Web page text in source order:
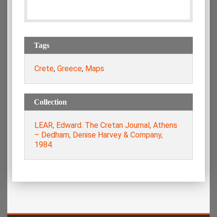
Tags
Crete, Greece, Maps
Collection
LEAR, Edward. The Cretan Journal, Athens
– Dedham, Denise Harvey & Company,
1984.